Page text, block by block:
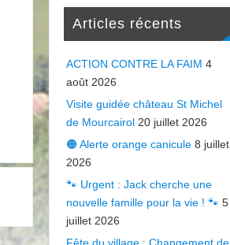
Articles récents
ACTION CONTRE LA FAIM 4
août 2026
Visite guidée château St Michel
de Mourcairol 20 juillet 2026
🟠 Alerte orange canicule 8 juillet
2026
🐾 Urgent : Jack cherche une
nouvelle famille pour la vie ! 🐾 5
juillet 2026
Fête du village : Changement de